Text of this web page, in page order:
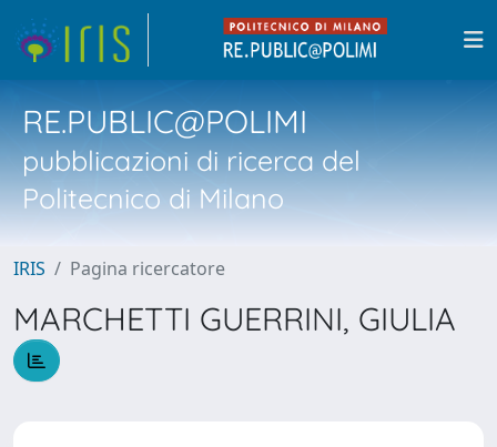
RE.PUBLIC@POLIMI
pubblicazioni di ricerca del
Politecnico di Milano
IRIS Pagina ricercatore
MARCHETTI GUERRINI, GIULIA